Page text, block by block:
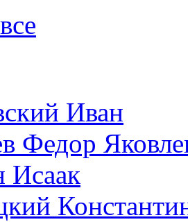
Иван
Федор
Исаак